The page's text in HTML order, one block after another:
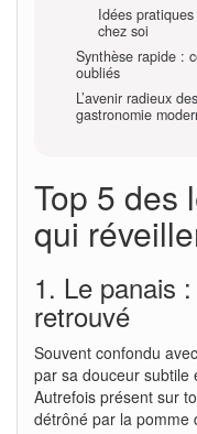
Idées
chez soi
Synthèse rapide :
oubliés
L’avenir radieux
gastronomie
Top 5 des
qui
1. Le panais
retrouvé
Souvent confondu
par sa douceur subtile
Autrefois présent sur
détrôné par la pomme